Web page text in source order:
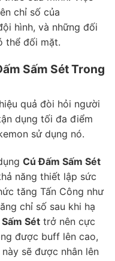
chỉ số của
hình, và những đối
thể đối mặt.
Sấm Sét Trong
hiệu quả đòi hỏi người
dụng tối đa điểm
sử dụng nó.
Cú Đấm Sấm Sét
năng thiết lập sức
tăng Tấn Công như
chỉ số sau khi hạ
Sét trở nên cực
được buff lên cao,
sẽ được nhân lên